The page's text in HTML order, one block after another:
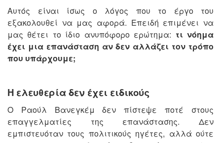
Αυτός είναι ίσως ο λόγος που το έργο του
εξακολουθεί να μας αφορά. Επειδή επιμένει να
μας θέτει το ίδιο ανυπόφορο ερώτημα: τι νόημα
έχει μια επανάσταση αν δεν αλλάζει τον τρόπο
που υπάρχουμε;
Η ελευθερία δεν έχει ειδικούς
Ο Ραούλ Βανεγκέμ δεν πίστεψε ποτέ στους
επαγγελματίες της επανάστασης. Δεν
εμπιστευόταν τους πολιτικούς ηγέτες, αλλά ούτε